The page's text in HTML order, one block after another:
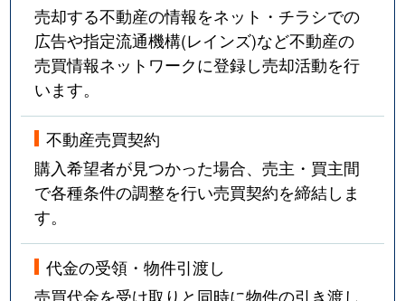
売却する不動産の情報をネット・チラシでの
広告や指定流通機構(レインズ)など不動産の
売買情報ネットワークに登録し売却活動を行
います。
不動産売買契約
購入希望者が見つかった場合、売主・買主間
で各種条件の調整を行い売買契約を締結しま
す。
代金の受領・物件引渡し
売買代金を受け取りと同時に物件の引き渡し